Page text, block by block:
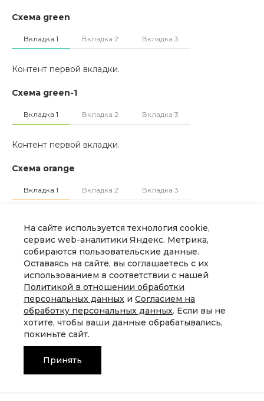
На сайте используется технология cookie,
сервис web-аналитики Яндекс. Метрика,
собираются пользовательские данные.
Оставаясь на сайте, вы соглашаетесь с их
использованием в соответствии с нашей
Политикой в отношении обработки
персональных данных и Согласием на
обработку персональных данных. Если вы не
хотите, чтобы ваши данные обрабатывались,
покиньте сайт.
Принять
Схема green
Вкладка 1 Вкладка 2 Вкладка 3
Контент первой вкладки.
Схема green-1
Вкладка 1 Вкладка 2 Вкладка 3
Контент первой вкладки.
Схема orange
Вкладка 1 Вкладка 2 Вкладка 3
Схема gray
Вкладка 1 Вкладка 2 Вкладка 3
Контент первой вкладки.
Выравнивание
центру. Необходимо добавить класс
, где <значение> -